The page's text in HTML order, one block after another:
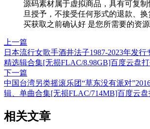
源码素材属于虚拟商品，具有可复
旦授予，不接受任何形式的退款、
买获取之前确认好 是您所需要的资源
上一篇
日本流行女歌手酒井法子1987-2023年发行
精选辑合集[无损FLAC/8.98GB]百度云盘
下一篇
中国台湾另类摇滚乐团“草东没有派对
辑、单曲合集[无损FLAC/714MB]百度云
相关文章